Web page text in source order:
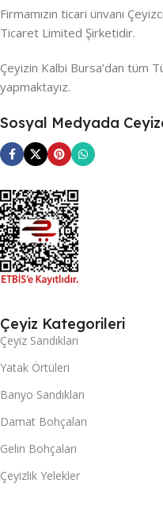
Firmamızın ticari ünvanı
Ticaret Limited Şirketidir.
Çeyizin Kalbi Bursa’dan tüm
yapmaktayız.
Sosyal Medyada
Çeyiz Kategorileri
Çeyiz Sandıkları
Yatak Örtüleri
Banyo Sandıkları
Damat Bohçaları
Gelin Bohçaları
Çeyizlik Yelekler